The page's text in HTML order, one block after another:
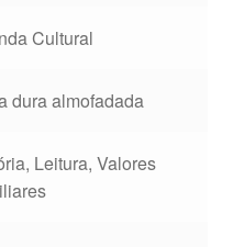
Cultural
dura almofadada
Leitura, Valores